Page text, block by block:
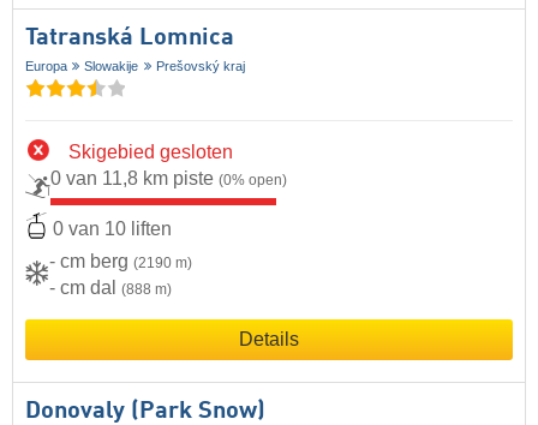
Tatranská Lomnica
Europa Slowakije Prešovský kraj
Skigebied gesloten
0 van 11,8 km piste (0% open)
0 van 10 liften
- cm berg (2190 m)
- cm dal (888 m)
Details
Donovaly (Park Snow)